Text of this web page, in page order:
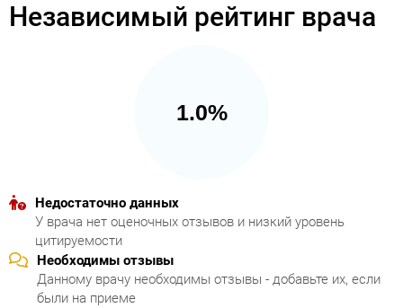
Независимый рейтинг врача
1.0%
Недостаточно данных
У врача нет оценочных отзывов и низкий уровень
цитируемости
Необходимы отзывы
Данному врачу необходимы отзывы - добавьте их, если
были на приеме